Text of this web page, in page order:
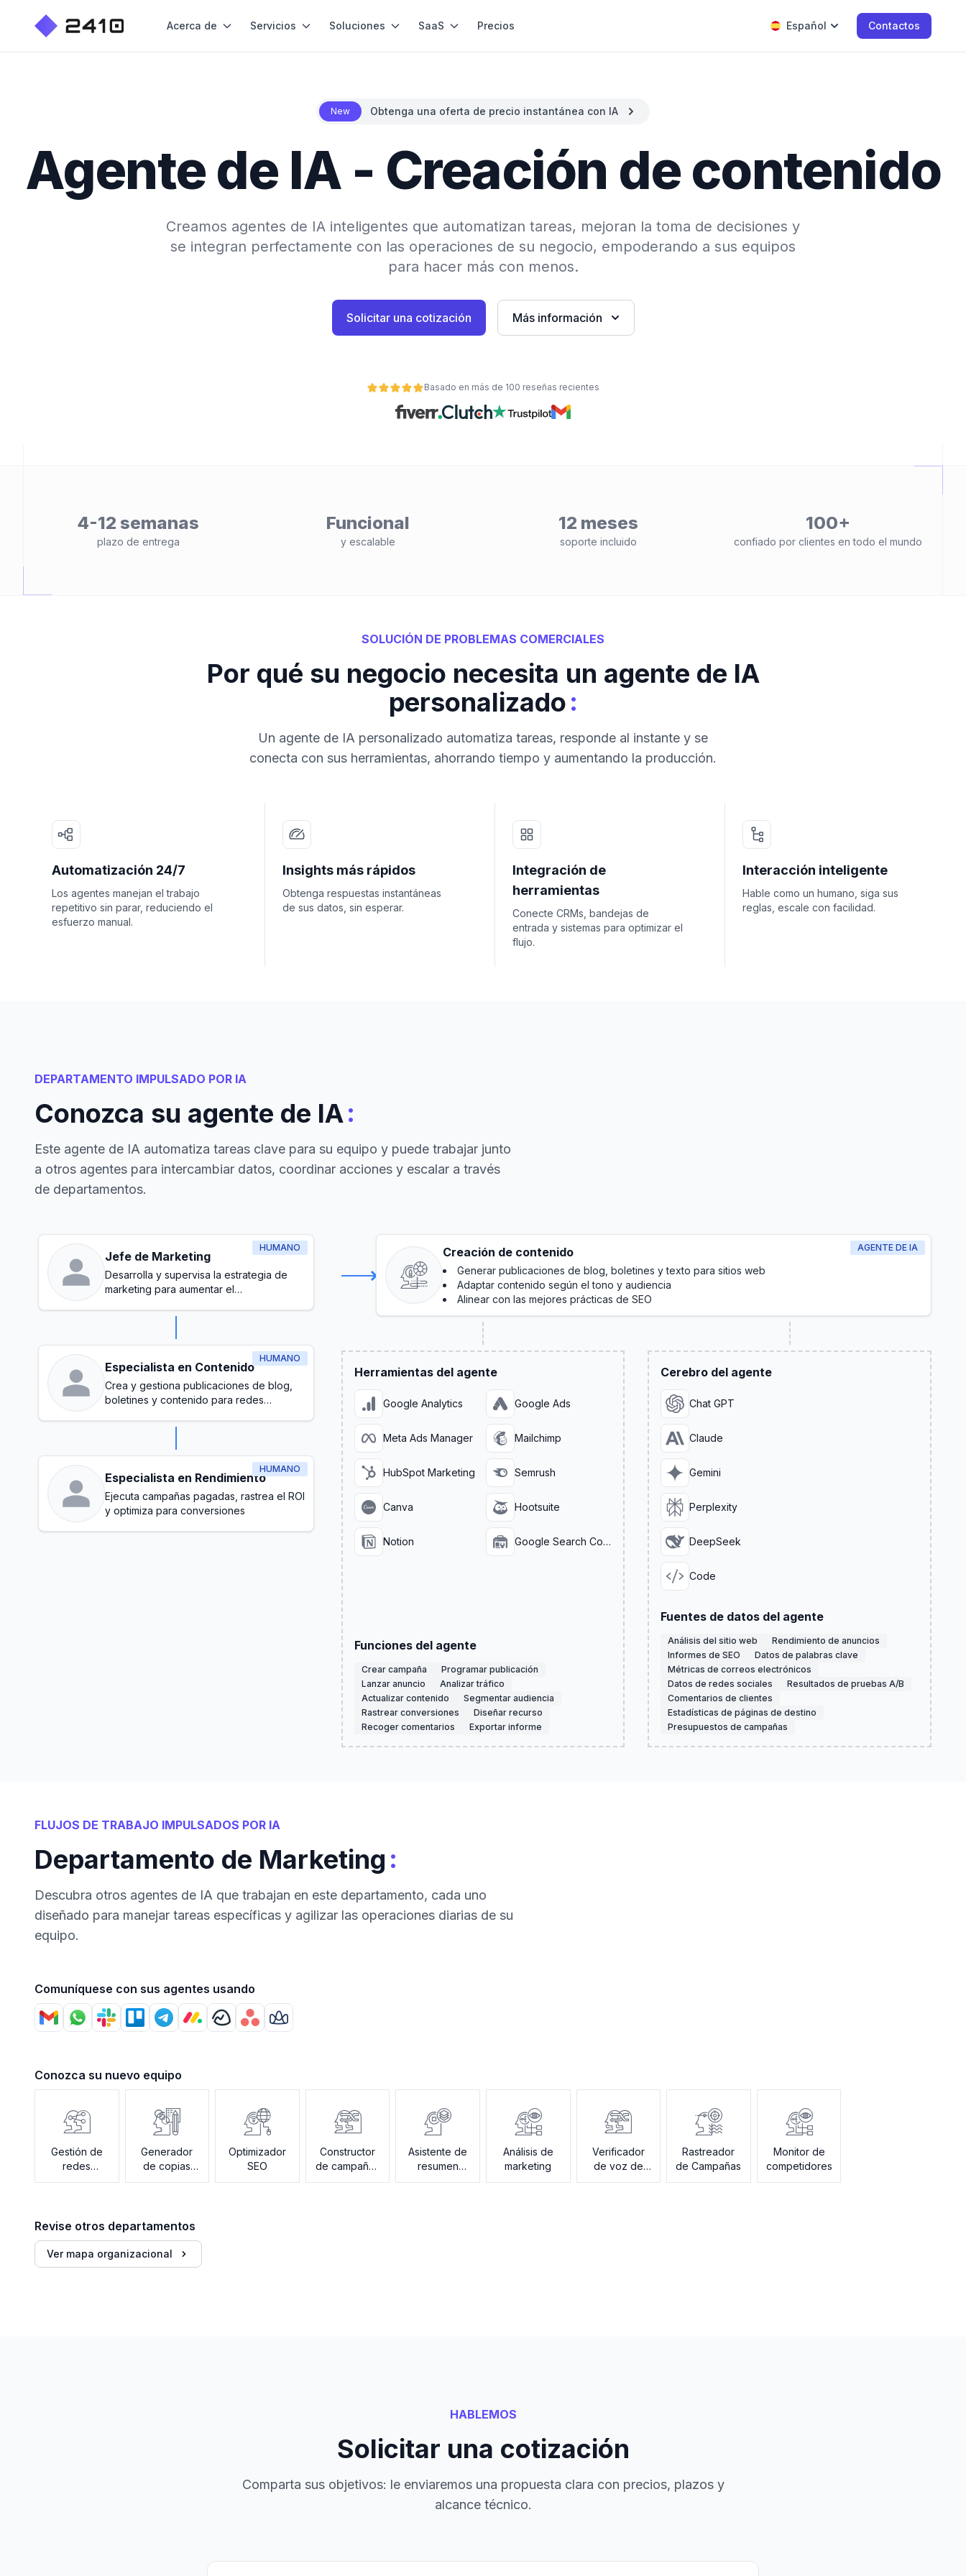
Acerca de Servicios Soluciones SaaS Precios Español Contactos
New Obtenga una oferta de precio instantánea con IA
Agente de IA - Creación de contenido
Creamos agentes de IA inteligentes que automatizan tareas, mejoran la toma de decisiones y
se integran perfectamente con las operaciones de su negocio, empoderando a sus equipos
para hacer más con menos.
Solicitar una cotización Más información
Basado en más de 100 reseñas recientes
4-12 semanas
plazo de entrega
Funcional
y escalable
12 meses
soporte incluido
100+
confiado por clientes en todo el mundo
SOLUCIÓN DE PROBLEMAS COMERCIALES
Por qué su negocio necesita un agente de IA
personalizado:
Un agente de IA personalizado automatiza tareas, responde al instante y se
conecta con sus herramientas, ahorrando tiempo y aumentando la producción.
Automatización 24/7
Los agentes manejan el trabajo
repetitivo sin parar, reduciendo el
esfuerzo manual.
Insights más rápidos
Obtenga respuestas instantáneas
de sus datos, sin esperar.
Integración de
herramientas
Conecte CRMs, bandejas de
entrada y sistemas para optimizar el
flujo.
Interacción inteligente
Hable como un humano, siga sus
reglas, escale con facilidad.
DEPARTAMENTO IMPULSADO POR IA
Conozca su agente de IA:
Este agente de IA automatiza tareas clave para su equipo y puede trabajar junto
a otros agentes para intercambiar datos, coordinar acciones y escalar a través
de departamentos.
HUMANO
Jefe de Marketing
Desarrolla y supervisa la estrategia de
marketing para aumentar el
clientes potenciales
HUMANO
Especialista en Contenido
Crea y gestiona publicaciones de blog,
boletines y contenido para redes
HUMANO
Especialista en Rendimiento
Ejecuta campañas pagadas, rastrea el ROI
y optimiza para conversiones
AGENTE DE IA
Creación de contenido
Generar publicaciones de blog, boletines y texto para sitios web
Adaptar contenido según el tono y audiencia
Alinear con las mejores prácticas de SEO
Herramientas del agente
Google Analytics Google Ads
Meta Ads Manager Mailchimp
HubSpot Marketing Semrush
Canva Hootsuite
Notion Google Search Console
Funciones del agente
Crear campaña
Programar publicación
Lanzar anuncio
Analizar tráfico
Actualizar contenido
Segmentar audiencia
Rastrear conversiones
Diseñar recurso
Recoger comentarios
Exportar informe
Cerebro del agente
Chat GPT
Claude
Gemini
Perplexity
DeepSeek
Code
Fuentes de datos del agente
Análisis del sitio web
Rendimiento de anuncios
Informes de SEO
Datos de palabras clave
Métricas de correos electrónicos
Datos de redes sociales
Resultados de pruebas A/B
Comentarios de clientes
Estadísticas de páginas de destino
Presupuestos de campañas
FLUJOS DE TRABAJO IMPULSADOS POR IA
Departamento de Marketing :
Descubra otros agentes de IA que trabajan en este departamento, cada uno
diseñado para manejar tareas específicas y agilizar las operaciones diarias de su
equipo.
Comuníquese con sus agentes usando
Conozca su nuevo equipo
Gestión de
redes
sociales
Generador
de copias
publicitarias
Optimizador
SEO
Constructor
de campañas
de correo
Asistente de
resumen
creativo
Análisis de
marketing
Verificador
de voz de
marca
Rastreador
de Campañas
Monitor de
competidores
Revise otros departamentos
Ver mapa organizacional
HABLEMOS
Solicitar una cotización
Comparta sus objetivos: le enviaremos una propuesta clara con precios, plazos y
alcance técnico.